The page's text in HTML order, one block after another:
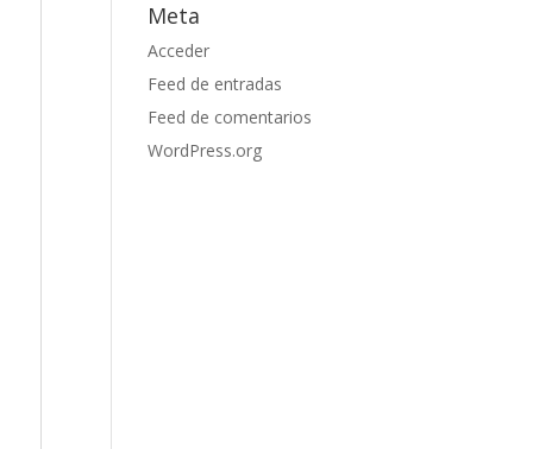
Meta
Acceder
Feed de entradas
Feed de comentarios
WordPress.org